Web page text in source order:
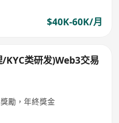
$40K-60K/月
/KYC类研发)Web3交易
勵，年終獎金